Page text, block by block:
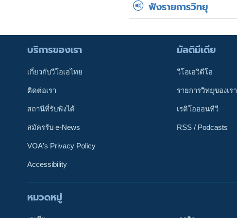
ติดตามเรา
ฟังรายการวิทยุ
บริการของเรา
เกี่ยวกับวีโอเอไทย
ติดต่อเรา
สถานีที่รับฟังได้
สมัครรับ e-News
VOA's Privacy Policy
Accessibility
มัลติมีเดีย
วีโอเอวิดีโอ
รายการวิทยุของเรา
เรดิโอออนทีวี
RSS / Podcasts
หมวดหมู่